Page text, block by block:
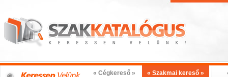
« Cégkereső » « Szakmai kereső »